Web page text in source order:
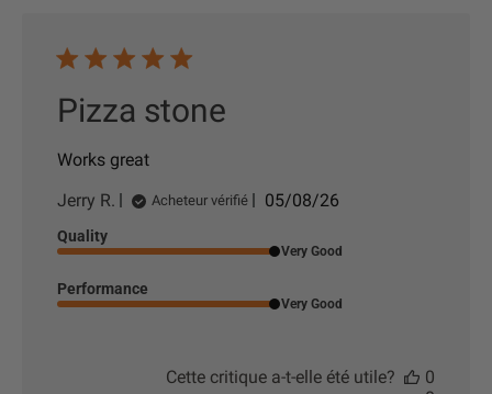
Pizza stone
Works great
Jerry R.
Acheteur vérifié
D
e
e
b
l
05/08/26
Quality
Very Good
Performance
Very Good
Cette critique a-t-elle été utile?
0